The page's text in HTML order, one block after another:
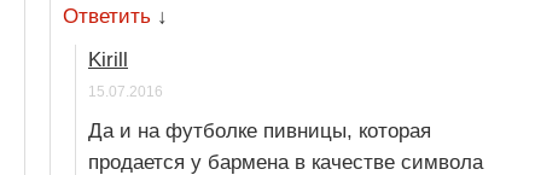
Ответить ↓
Kirill
15.07.2016
Да и на футболке пивницы, которая
продается у бармена в качестве символа